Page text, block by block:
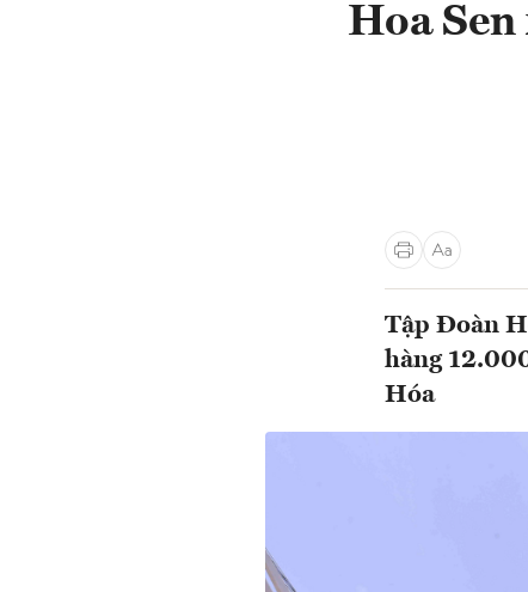
Hoa
Tập Đoàn
hàng
Hóa